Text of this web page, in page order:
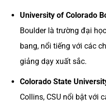
University of Colorado
Boulder là trường đại
bang, nổi tiếng với các
giảng dạy xuất sắc.
Colorado State
Collins, CSU nổi bật với